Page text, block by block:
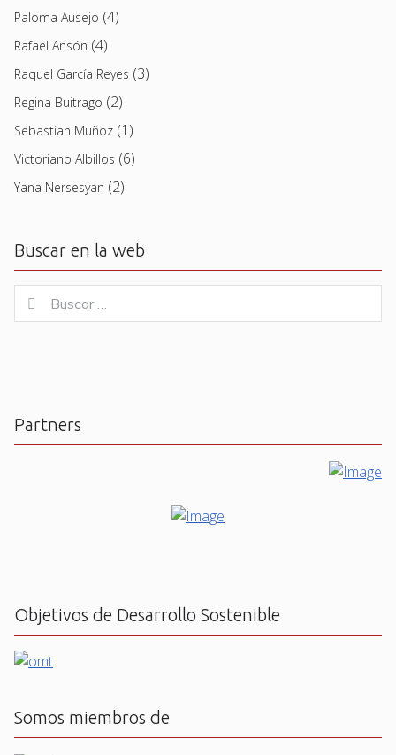
Paloma Ausejo (4)
Rafael Ansón (4)
Raquel García Reyes (3)
Regina Buitrago (2)
Sebastian Muñoz (1)
Victoriano Albillos (6)
Yana Nersesyan (2)
Buscar en la web
for:
Buscar
Partners
Objetivos de Desarrollo Sostenible
Somos miembros de